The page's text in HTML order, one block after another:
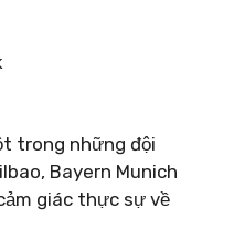
trong những đội
Bayern Munich
giác thực sự về